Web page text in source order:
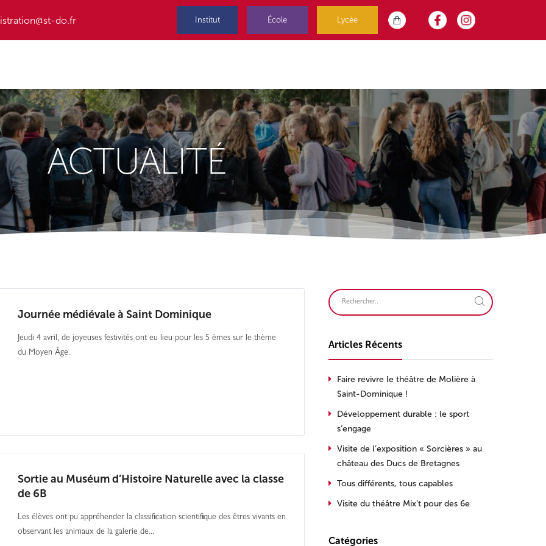
do.fr Institut École Lycée
ACTUALITÉ
Journée médiévale à Saint Dominique
Jeudi 4 avril, de joyeuses festivités ont eu lieu pour les 5 èmes sur le thème
du Moyen Âge.
Sortie au Muséum d’Histoire Naturelle avec la classe
de 6B
Les élèves ont pu appréhender la classification scientifique des êtres vivants en
observant les animaux de la galerie de...
Articles Récents
Faire revivre le théâtre de Molière à
Saint-Dominique !
Développement durable : le sport
s’engage
Visite de l’exposition « Sorcières » au
château des Ducs de Bretagnes
Tous différents, tous capables
Visite du théâtre Mix’t pour des 6e
Catégories